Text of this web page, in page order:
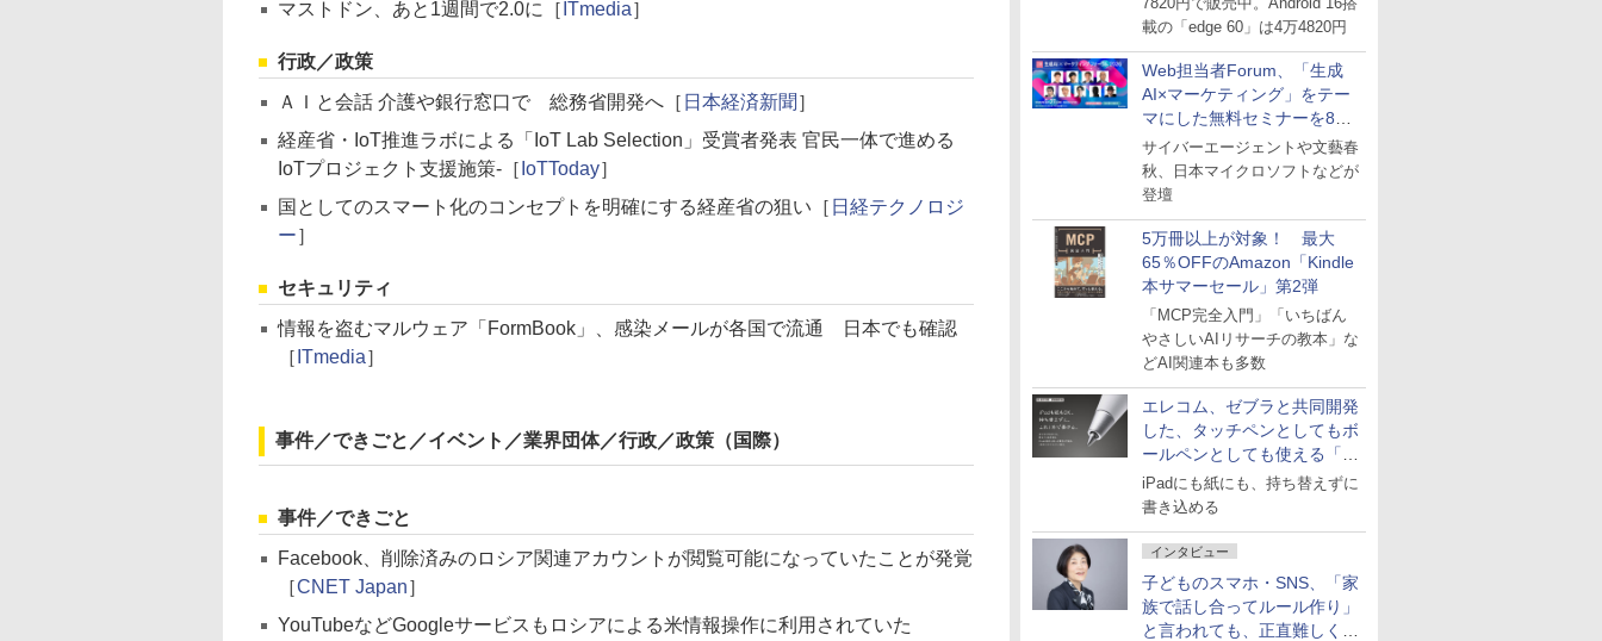
載の「edge 60」は4万4820円
Web担当者Forum、「生成
AI×マーケティング」をテー
マにした無料セミナーを8月
27日にオンライン開催
サイバーエージェントや文藝春
秋、日本マイクロソフトなどが
登壇
5万冊以上が対象！ 最大
65％OFFのAmazon「Kindle
本サマーセール」第2弾
「MCP完全入門」「いちばん
やさしいAIリサーチの教本」な
どAI関連本も多数
エレコム、ゼブラと共同開発
した、タッチペンとしてもボ
ールペンとしても使える「ス
タイラスツーウェイ」発売
iPadにも紙にも、持ち替えずに
書き込める
インタビュー
子どものスマホ・SNS、「家
族で話し合ってルール作り」
と言われても、正直難しくな
マストドン、あと1週間で2.0に［ ITmedia］
行政／政策
ＡＩと会話 介護や銀行窓口で 総務省開発へ［ 日本経済新聞 ］
経産省・IoT推進ラボによる「IoT Lab Selection」受賞者発表 官民一体で進める
IoTプロジェクト支援施策-［ IoTToday］
国としてのスマート化のコンセプトを明確にする経産省の狙い［ 日経テクノロジ
ー］
セキュリティ
情報を盗むマルウェア「FormBook」、感染メールが各国で流通 日本でも確認
［ ITmedia］
事件／できごと／イベント／業界団体／行政／政策（国際）
事件／できごと
Facebook、削除済みのロシア関連アカウントが閲覧可能になっていたことが発覚
［CNET Japan］
YouTubeなどGoogleサービスもロシアによる米情報操作に利用されていた